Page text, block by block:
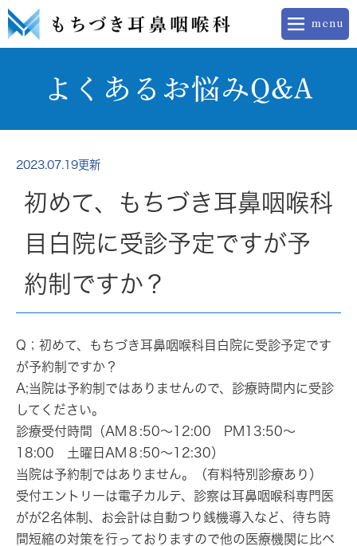
よくあるお悩みQ&A
2023.07.19更新
初めて、もちづき耳鼻咽喉科
目白院に受診予定ですが予
約制ですか？
Q；初めて、もちづき耳鼻咽喉科目白院に受診予定です
が予約制ですか？
A;当院は予約制ではありませんので、診療時間内に受診
してください。
診療受付時間（AM８:50～12:00 PM13:50～
18:00 土曜日AM８:50～12:30）
当院は予約制ではありません。（有料特別診療あり）
受付エントリーは電子カルテ、診察は耳鼻咽喉科専門医
がが2名体制、お会計は自動つり銭機導入など、待ち時
間短縮の対策を行っておりますので他の医療機関に比べ